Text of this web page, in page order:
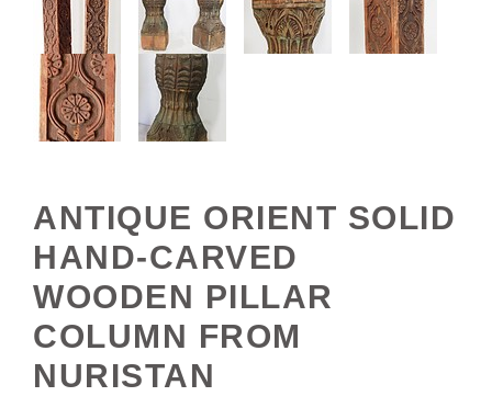
ANTIQUE ORIENT SOLID
HAND-CARVED
WOODEN PILLAR
COLUMN FROM
NURISTAN